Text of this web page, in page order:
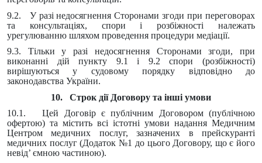
9.2. У разі недосягнення Сторонами згоди при переговорах
та консультаціях, спори і розбіжності належать
урегулюванню шляхом проведення процедури медіації.
9.3. Тільки у разі недосягнення Сторонами згоди, при
виконанні дій пункту 9.1 і 9.2 спори (розбіжності)
вирішуються у судовому порядку відповідно до
законодавства України.
10. Строк дії Договору та інші умови
10.1. Цей Договір є публічним Договором (публічною
офертою) та містить всі істотні умови надання Медичним
Центром медичних послуг, зазначених в прейскуранті
медичних послуг (Додаток №1 до цього Договору, що є його
невід’ ємною частиною).